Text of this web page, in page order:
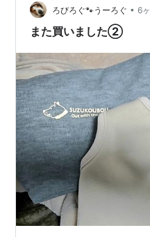
直ぐに見失う人もそうでな
りがとう😊
ろびろぐ🐾うーろぐ • 6
また買いました②